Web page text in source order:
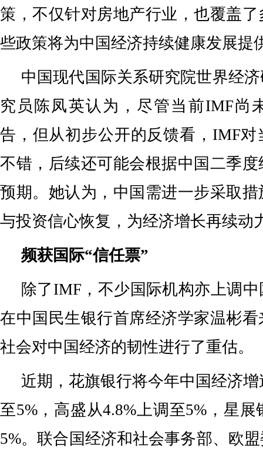
策，不仅针对房地产行业，也覆盖
些政策将为中国经济持续健康发展提
中国现代国际关系研究院世界经
究员陈凤英认为，尽管当前IMF尚
告，但从初步公开的反馈看，IMF对
不错，后续还可能会根据中国二季
预期。她认为，中国需进一步采取
与投资信心恢复，为经济增长再续动
频获国际“信任票”
除了IMF，不少国际机构亦上调
在中国民生银行首席经济学家温彬
社会对中国经济的韧性进行了重估。
近期，花旗银行将今年中国经济
至5%，高盛从4.8%上调至5%，星展
5%。联合国经济和社会事务部、欧